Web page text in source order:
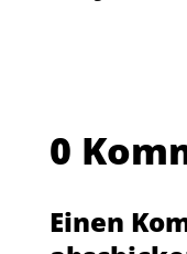
0
Einen